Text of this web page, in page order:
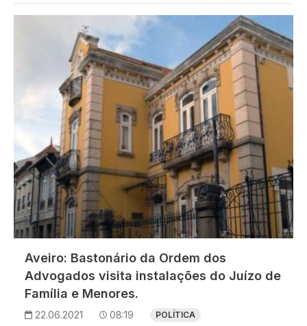
Aveiro: Bastonário da Ordem dos
Advogados visita instalações do Juízo de
Família e Menores.
22.06.2021 08:19 POLÍTICA